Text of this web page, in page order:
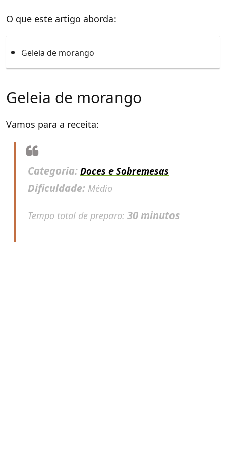
O que este artigo aborda:
Geleia de morango
Geleia de morango
Vamos para a receita:
Categoria: Doces e Sobremesas
Dificuldade: Médio
Tempo total de preparo: 30 minutos